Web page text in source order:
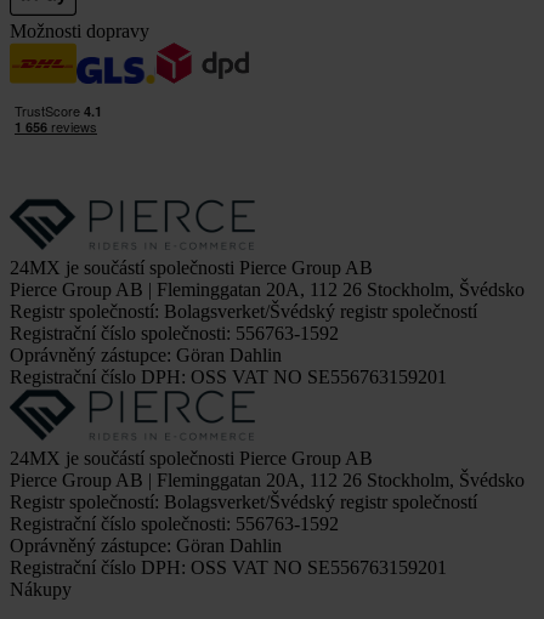
Možnosti dopravy
24MX je součástí společnosti Pierce Group AB
Pierce Group AB | Fleminggatan 20A, 112 26 Stockholm, Švédsko
Registr společností: Bolagsverket/Švédský registr společností
Registrační číslo společnosti: 556763-1592
Oprávněný zástupce: Göran Dahlin
Registrační číslo DPH: OSS VAT NO SE556763159201
24MX je součástí společnosti Pierce Group AB
Pierce Group AB | Fleminggatan 20A, 112 26 Stockholm, Švédsko
Registr společností: Bolagsverket/Švédský registr společností
Registrační číslo společnosti: 556763-1592
Oprávněný zástupce: Göran Dahlin
Registrační číslo DPH: OSS VAT NO SE556763159201
Nákupy